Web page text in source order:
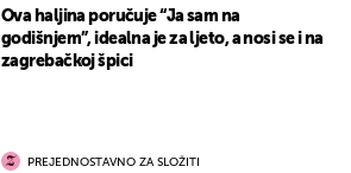
Ova haljina poručuje “Ja sam na
godišnjem”, idealna je za ljeto, a nosi se i na
zagrebačkoj špici
PREJEDNOSTAVNO ZA SLOŽITI